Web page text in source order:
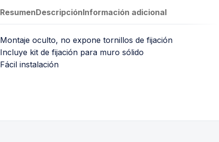
ResumenDescripciónInformación adicional
Montaje oculto, no expone tornillos de fijación
Incluye kit de fijación para muro sólido
Fácil instalación